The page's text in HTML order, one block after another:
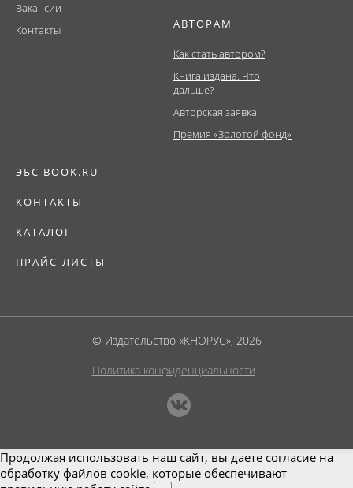
Вакансии
Контакты
АВТОРАМ
Как стать автором?
Книга издана. Что
дальше?
Авторская заявка
Премия «Золотой фонд»
ЭБС BOOK.RU
КОНТАКТЫ
КАТАЛОГ
ПРАЙС-ЛИСТЫ
© Издательство «КНОРУС», 2026
Политика конфиденциальности
Продолжая использовать наш сайт, вы даете согласие на
обработку файлов cookie, которые обеспечивают